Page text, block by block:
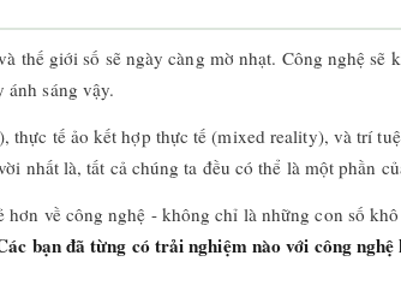
giới số sẽ ngày càng mờ nhạt. Công nghệ sẽ
sáng vậy.
tế ảo kết hợp thực tế (mixed reality), và trí
nhất là, tất cả chúng ta đều có thể là một phần
về công nghệ - không chỉ là những con số
bạn đã từng có trải nghiệm nào với công